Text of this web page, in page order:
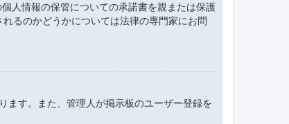
人情報の保管についての承諾書を親または保護
るのかどうかについては法律の専門家にお問
ます。また、管理人が掲示板のユーザー登録を